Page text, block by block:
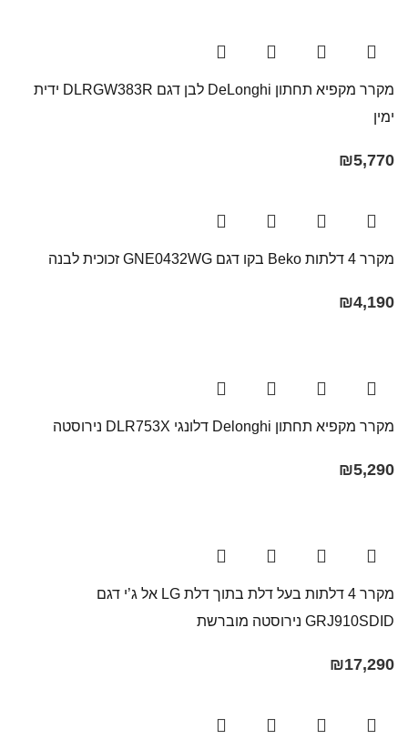
מקרר מקפיא תחתון DeLonghi לבן דגם DLRGW383R ידית
ימין
₪5,770
מקרר ‏4 דלתות Beko בקו ‏דגם GNE0432WG זכוכית לבנה
₪4,190
מקרר ‏מקפיא תחתון Delonghi דלונגי ‏DLR753X נירוסטה
₪5,290
מקרר 4 דלתות בעל דלת בתוך דלת LG אל ג’י דגם
GRJ910SDID נירוסטה מוברשת
₪17,290